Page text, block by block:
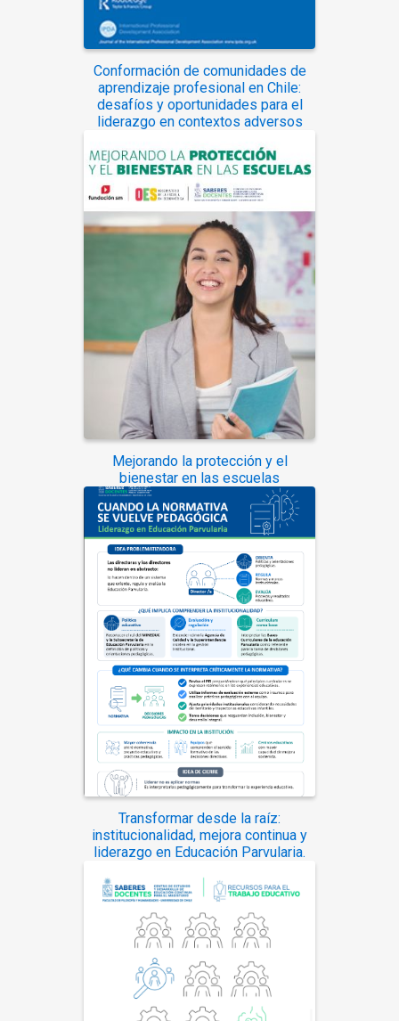
Conformación de comunidades de
aprendizaje profesional en Chile:
desafíos y oportunidades para el
liderazgo en contextos adversos
Mejorando la protección y el
bienestar en las escuelas
Transformar desde la raíz:
institucionalidad, mejora continua y
liderazgo en Educación Parvularia.